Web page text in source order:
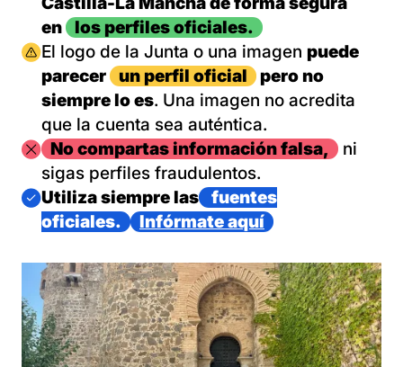
en
los perfiles oficiales.
Imagen
El logo de la Junta o una imagen puede
parecer
un perfil oficial
pero no
siempre lo es. Una imagen no acredita
que la cuenta sea auténtica.
ImagenNo compartas información falsa,
ni
sigas perfiles fraudulentos.
Imagen
Utiliza siempre las
fuentes
oficiales.
Infórmate aquí